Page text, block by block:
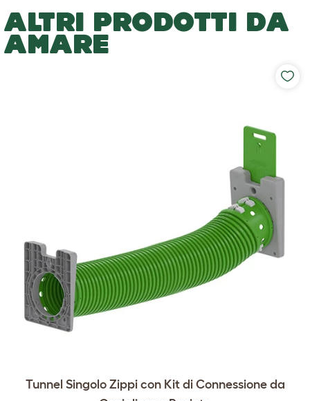
ALTRI PRODOTTI DA
AMARE
Tunnel Singolo Zippi con Kit di Connessione da